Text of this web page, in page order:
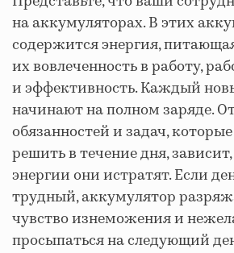
на аккумуляторах. В этих
содержится энергия,
их вовлеченность в работу,
и эффективность. Каждый
начинают на полном заряде.
обязанностей и задач,
решить в течение дня,
энергии они истратят. Если
трудный, аккумулятор
чувство изнеможения и
просыпаться на следующий